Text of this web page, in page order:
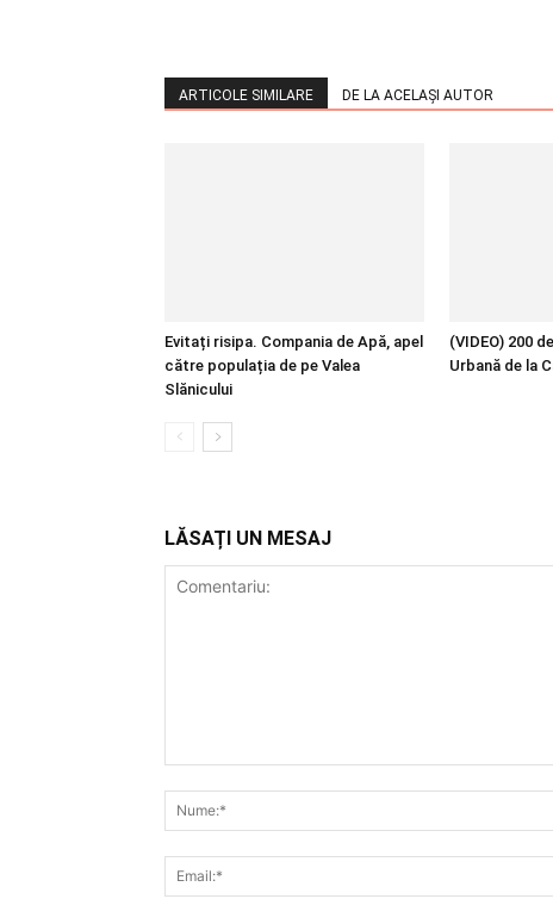
ARTICOLE SIMILARE DE LA ACELAȘI AUTOR
Evitați risipa. Compania de Apă, apel
către populația de pe Valea
Slănicului
(VIDEO) 200
Urbană de la
LĂSAȚI UN MESAJ